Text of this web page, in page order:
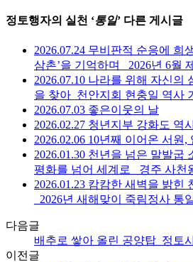
정토행자의 실천 ‘통일’ 다른 게시글
2026.07.24 무비판적 순응에 희
삼촌’을 기억하며 _2026년 6월
2026.07.10 나라를 위해 자신의
을 찾아_천안지회 현충일 역사
2026.07.03 좋은이웃의 날
2026.02.27 청년지부 강화도 역
2026.02.06 10년째 이어온 서원,
2026.01.30 천년을 넘은 말발굽
평화를 넘어 세계로 _경주 사천
2026.01.23 캄캄한 새벽을 밝힌
_2026년 새해맞이 죽림정사 통
다음글
배추로 쌓아 올린 공양탑_정토
이전글